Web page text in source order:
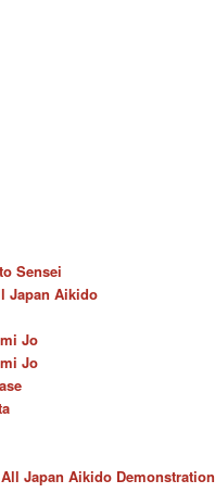
Sensei
Japan Aikido
Jo
Jo
Japan Aikido Demonstration